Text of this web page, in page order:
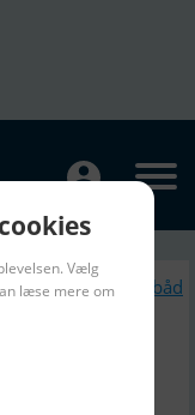
Lignende Motorbåd
80HK
Vælg
læse mere om